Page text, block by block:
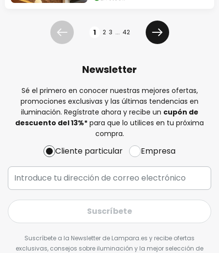
Anterior 1 2 3 ... 42
Siguiente
Newsletter
Sé el primero en conocer nuestras mejores ofertas,
promociones exclusivas y las últimas tendencias en
iluminación. Regístrate ahora y recibe un cupón de
descuento del13%* para que lo utilices en tu próxima
compra.
Cliente particular Empresa
Suscríbete
Suscríbete a la Newsletter de Lampara.es y recibe ofertas
exclusivas, consejos sobre iluminación y la mejor selección de